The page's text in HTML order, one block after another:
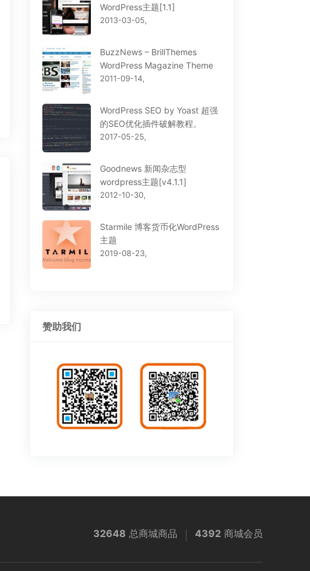
Pandora Box 单页响应式
WordPress主题[1.3.3]
Cross Apple – Clean
Business WordPress
WordPress主题[1.1]
2013-03-05,
BuzzNews – BrillThemes
WordPress Magazine Theme
2011-09-14,
WordPress SEO by Yoast 超强
的SEO优化插件破解教程。
2017-05-25,
Goodnews 新闻杂志型
wordpress主题[v4.1.1]
2012-10-30,
Starmile 博客货币化WordPress
主题
2019-08-23,
赞助我们
32648 总商城商品 4392 商城会员